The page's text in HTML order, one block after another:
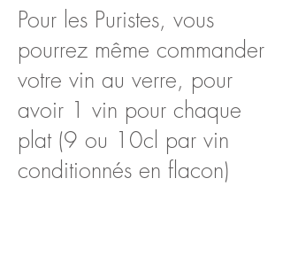
Pour les Puristes, vous
pourrez même commander
votre vin au verre, pour
avoir 1 vin pour chaque
plat (9 ou 10cl par vin
conditionnés en flacon)